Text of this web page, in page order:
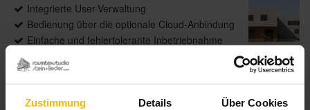
Zustimmung Details Über Cookies
Integrierte User-Verwaltung
Bedienung über die optionale Cloud-Anbindung
Einfache und fehlertolerante Inbetriebnahme
Ultraschallsensoren
Aktoren für jede Montagesituation
Federkraftklemmen zur einfachen Montage